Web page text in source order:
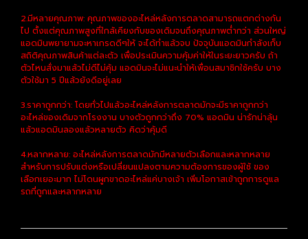
2.มีหลายคุณภาพ: คุณภาพของอะไหล่หลังการตลาดสามารถแตกต่างกัน
ไป ตั้งแต่คุณภาพสูงที่ใกล้เคียงกับของเดิมจนถึงคุณภาพต่ำกว่า ส่วนใหญ่
แอดมินพยายามจะหาเกรดดีๆให้ จะได้ทำแล้วจบ ปัจจุบันแอดมินกำลังเก็บ
สถิติคุณภาพสินค้าแต่ละตัว เพื่อประเมินความคุ้มค่าให้ในระยะยาวครับ ถ้า
ตัวไหนสั่งมาแล้วไม่ดีไม่คุ้ม แอดมินจะไม่แนะนำให้เพื่อนสมาชิกใช้ครับ บาง
ตัวใช้มา 5 ปีแล้วยังดีอยู่เลย
3.ราคาถูกกว่า: โดยทั่วไปแล้วอะไหล่หลังการตลาดมักจะมีราคาถูกกว่า
อะไหล่ของเดิมจากโรงงาน บางตัวถูกกว่าถึง 70% แอดมิน น่ารักน่าลุ้น
แล้วแอดมินลองแล้วหลายตัว คิดว่าคุ้มดี
4.หลากหลาย: อะไหล่หลังการตลาดมักมีหลายตัวเลือกและหลากหลาย
สำหรับการปรับแต่งหรือเปลี่ยนแปลงตามความต้องการของผู้ใช้ ของ
เลือกเยอะมาก ไม่โดนผูกขาดอะไหล่แค่บางเจ้า เพิ่มโอกาสเข้าถูกการดูแล
รถที่ถูกและหลากหลาย